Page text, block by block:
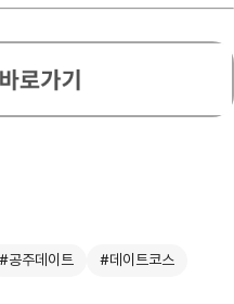
#공주데이트
#데이트코스